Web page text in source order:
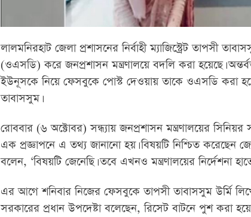
লালমনিরহাট জেলা প্রশাসনের নির্বাহী ম্যাজিস্ট্রেট তাপসী
(ওএসডি) করে জনপ্রশাসন মন্ত্রণালয়ে বদলি করা হয়েছে।
ইউনূসকে নিয়ে ফেসবুকে পোস্ট দেওয়ায় তাকে ওএসডি করা
তাবাসসুম।
রোববার (৬ অক্টোবর) সন্ধ্যায় জনপ্রশাসন মন্ত্রণালয়ের
এক প্রজ্ঞাপনে এ তথ্য জানানো হয়। বিষয়টি নিশ্চিত করেছেন
বলেন, ‘বিষয়টি জেনেছি। তবে এখনও মন্ত্রণালয়ের নির্দেশনা
এর আগে শনিবার নিজের ফেসবুকে তাপসী তাবাসসুম উর্মি
সরকারের প্রধান উপদেষ্টা বলেছেন, রিসেট বাটনে পুশ করা